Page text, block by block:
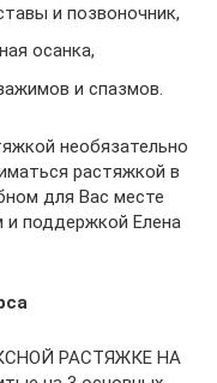
и позвоночник,
осанка,
и спазмов.
необязательно
растяжкой в
для Вас месте
и поддержкой Елена
РАСТЯЖКЕ НА